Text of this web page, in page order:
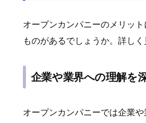
オープンカンパニーのメリッ
ものがあるでしょうか。詳しく
企業や業界への理解を
オープンカンパニーでは企業